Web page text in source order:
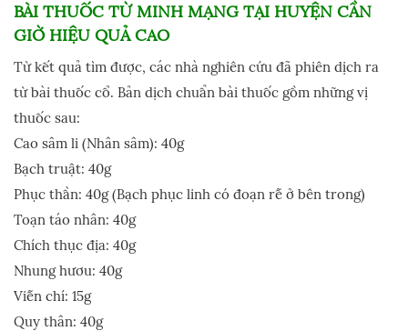
BÀI THUỐC TỪ MINH MẠNG TẠI HUYỆN CẦN
GIỜ HIỆU QUẢ CAO
Từ kết quả tìm được, các nhà nghiên cứu đã phiên dịch ra
từ bài thuốc cổ. Bản dịch chuẩn bài thuốc gồm những vị
thuốc sau:
Cao sâm li (Nhân sâm): 40g
Bạch truật: 40g
Phục thần: 40g (Bạch phục linh có đoạn rễ ở bên trong)
Toạn táo nhân: 40g
Chích thục địa: 40g
Nhung hươu: 40g
Viễn chí: 15g
Quy thân: 40g